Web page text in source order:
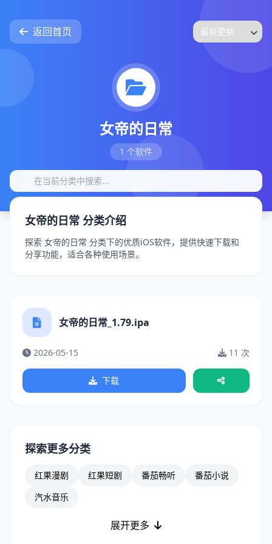
返回首页
女帝的日常
1 个软件
女帝的日常 分类介绍
探索 女帝的日常 分类下的优质iOS软件，提供快速下载和
分享功能，适合各种使用场景。
女帝的日常_1.79.ipa
2026-05-15 11 次
下载
探索更多分类
红果漫剧 红果短剧 番茄畅听
番茄小说
汽水音乐
展开更多